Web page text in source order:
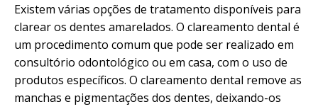
Existem várias opções de tratamento disponíveis para
clarear os dentes amarelados. O clareamento dental é
um procedimento comum que pode ser realizado em
consultório odontológico ou em casa, com o uso de
produtos específicos. O clareamento dental remove as
manchas e pigmentações dos dentes, deixando-os